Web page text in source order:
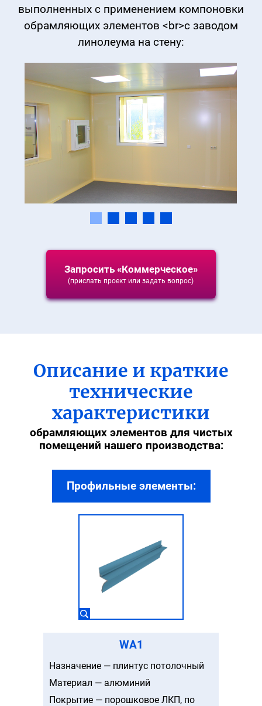
выполненных с применением компоновки
обрамляющих элементов <br>с заводом
линолеума на стену:
Запросить «Коммерческое»
(прислать проект или задать вопрос)
Описание и краткие
технические
характеристики
обрамляющих элементов для чистых
помещений нашего производства:
Профильные элементы:
WA1
Назначение — плинтус потолочный
Материал — алюминий
Покрытие — порошковое ЛКП, по